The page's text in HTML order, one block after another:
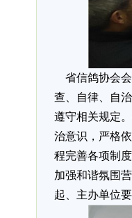
省信鸽协会会
查、自律、自
遵守相关规定
治意识，严格
程完善各项制
加强和谐氛围
起、主办单位